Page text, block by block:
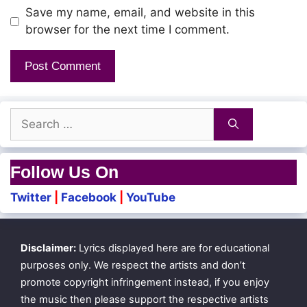
Eee… mmm… ammaa
Namakku ellam saamida
Aiyaiyooo
Thalaivaa andha kaala kattudaa
Annachi venum dhillu hey hey
Thangachi bayatha thallu
Save my name, email, and website in this
browser for the next time I comment.
Search
for:
Follow Us On
Twitter Facebook YouTube
Disclaimer: Lyrics displayed here are for educational
purposes only. We respect the artists and don’t
promote copyright infringement instead, if you enjoy
the music then please support the respective artists